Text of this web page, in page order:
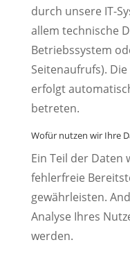
durch unsere IT-
allem technische
Betriebssystem
Seitenaufrufs).
erfolgt
betreten.
Wofür nutzen wir Ihre
Ein Teil der Daten
fehlerfreie
gewährleisten.
Analyse Ihres
werden.